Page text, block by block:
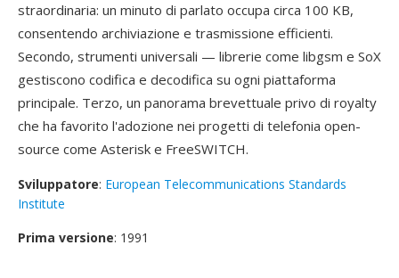
straordinaria: un minuto di parlato occupa circa 100 KB,
consentendo archiviazione e trasmissione efficienti.
Secondo, strumenti universali — librerie come libgsm e SoX
gestiscono codifica e decodifica su ogni piattaforma
principale. Terzo, un panorama brevettuale privo di royalty
che ha favorito l'adozione nei progetti di telefonia open-
source come Asterisk e FreeSWITCH.
Sviluppatore: European Telecommunications Standards
Institute
Prima versione: 1991